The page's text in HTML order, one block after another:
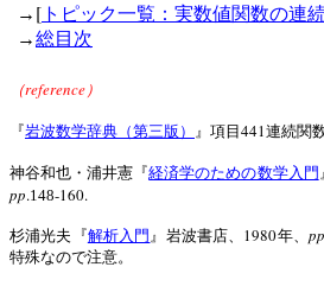
→ [ トピック一覧：実数値関数の連
→総目次
（reference ）
『岩波数学辞典（第三版） 』項目 441連続関
神谷和也・浦井憲『経済学のための数学入門
pp.148-160.
杉浦光夫『解析入門 』岩波書店、 1980年、 pp
特殊なので注意。